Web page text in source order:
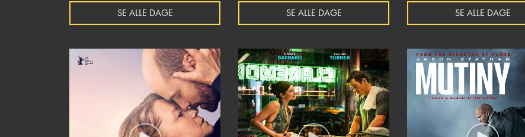
SE ALLE DAGE SE ALLE DAGE SE ALLE DAGE